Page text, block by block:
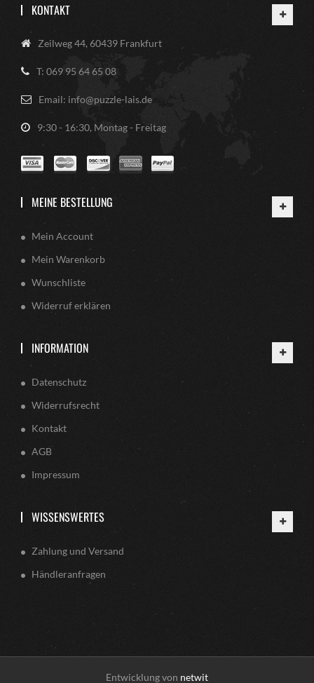
KONTAKT
Zeilweg 44, 60439 Frankfurt
T: 069 95 64 65 08
Email: info@puzzle-lais.de
9:30 - 16:30, Montag - Freitag
MEINE BESTELLUNG
Mein Account
Mein Warenkorb
Wunschliste
Widerruf erklären
INFORMATION
Datenschutz
Widerrufsrecht
Kontakt
AGB
Impressum
WISSENSWERTES
Zahlung und Versand
Händleranfragen
Entwicklung von netwit